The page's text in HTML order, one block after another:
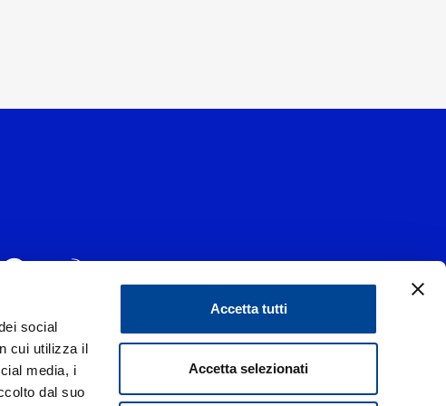
social
cui utilizza il
media, i
dal suo
Accetta tutti
Accetta selezionati
21 - 20139 Milano
data 29/06/1977